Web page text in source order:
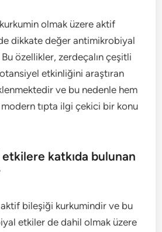
olmak üzere aktif
dikkate değer antimikrobiyal
özellikler, zerdeçalın çeşitli
etkinliğini araştıran
ve bu nedenle hem
tıpta ilgi çekici bir konu
katkıda bulunan
aktif bileşiği kurkumindir ve bu
etkiler de dahil olmak üzere